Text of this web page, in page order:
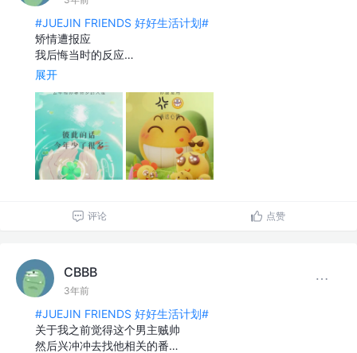
#JUEJIN FRIENDS 好好生活计划#
矫情遭报应
我后悔当时的反应…
展开
评论 点赞
CBBB
3年前
#JUEJIN FRIENDS 好好生活计划#
关于我之前觉得这个男主贼帅
然后兴冲冲去找他相关的番…